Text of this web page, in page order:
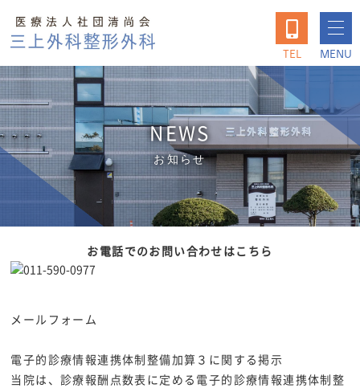
NEWS
お知らせ
MENU
TEL
お電話でのお問い合わせはこちら
メールフォーム
電子的診療情報連携体制整備加算３に関する掲示
当院は、診療報酬点数表に定める電子的診療情報連携体制整